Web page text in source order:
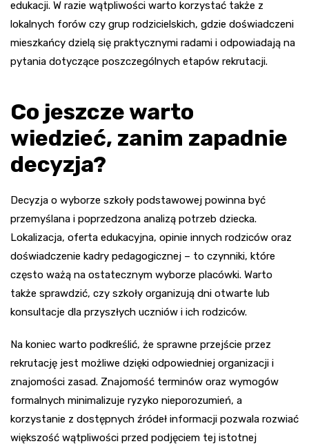
edukacji. W razie wątpliwości warto korzystać także z
lokalnych forów czy grup rodzicielskich, gdzie doświadczeni
mieszkańcy dzielą się praktycznymi radami i odpowiadają na
pytania dotyczące poszczególnych etapów rekrutacji.
Co jeszcze warto
wiedzieć, zanim zapadnie
decyzja?
Decyzja o wyborze szkoły podstawowej powinna być
przemyślana i poprzedzona analizą potrzeb dziecka.
Lokalizacja, oferta edukacyjna, opinie innych rodziców oraz
doświadczenie kadry pedagogicznej – to czynniki, które
często ważą na ostatecznym wyborze placówki. Warto
także sprawdzić, czy szkoły organizują dni otwarte lub
konsultacje dla przyszłych uczniów i ich rodziców.
Na koniec warto podkreślić, że sprawne przejście przez
rekrutację jest możliwe dzięki odpowiedniej organizacji i
znajomości zasad. Znajomość terminów oraz wymogów
formalnych minimalizuje ryzyko nieporozumień, a
korzystanie z dostępnych źródeł informacji pozwala rozwiać
większość wątpliwości przed podjęciem tej istotnej